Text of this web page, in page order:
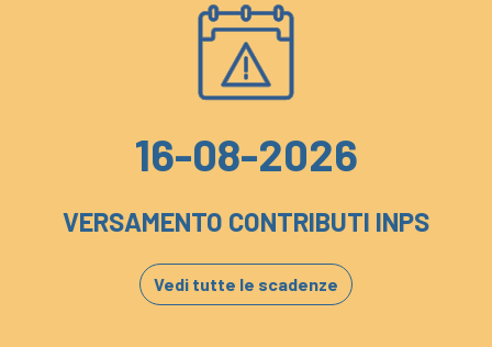
16-08-2026
VERSAMENTO CONTRIBUTI INPS
Vedi tutte le scadenze